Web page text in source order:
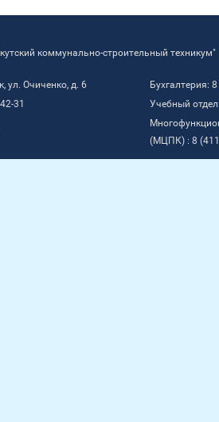
коммунально-строительный техникум"
ул. Очиченко, д. 6
Бухгалтерия:
31
Учебный
(МЦПК) : 8